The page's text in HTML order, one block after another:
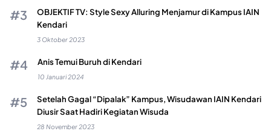
OBJEKTIF TV: Style Sexy Alluring Menjamur di Kampus IAIN
Kendari
3 Oktober 2023
Anis Temui Buruh di Kendari
10 Januari 2024
Setelah Gagal “Dipalak” Kampus, Wisudawan IAIN Kendari
Diusir Saat Hadiri Kegiatan Wisuda
28 November 2023